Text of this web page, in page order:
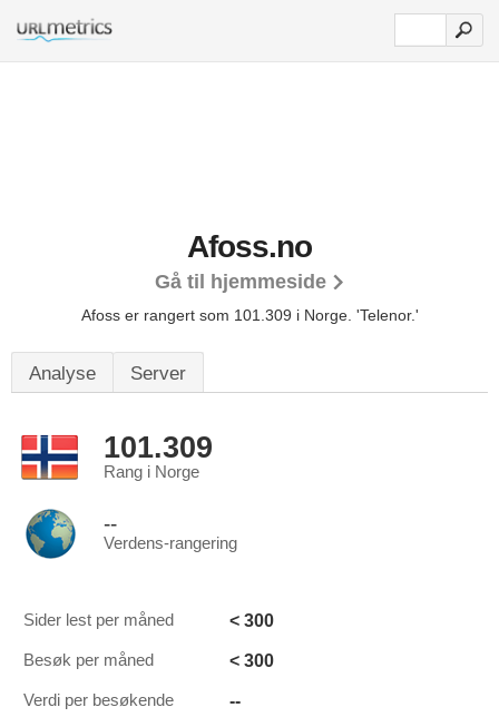
Afoss.no
Gå til hjemmeside
Afoss er rangert som 101.309 i Norge. 'Telenor.'
Analyse Server
101.309
Rang i Norge
--
Verdens-rangering
Sider lest per måned < 300
Besøk per måned < 300
Verdi per besøkende --